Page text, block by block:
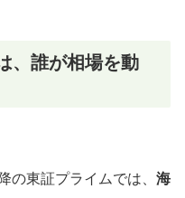
、誰が相場を動
の東証プライムでは、 海